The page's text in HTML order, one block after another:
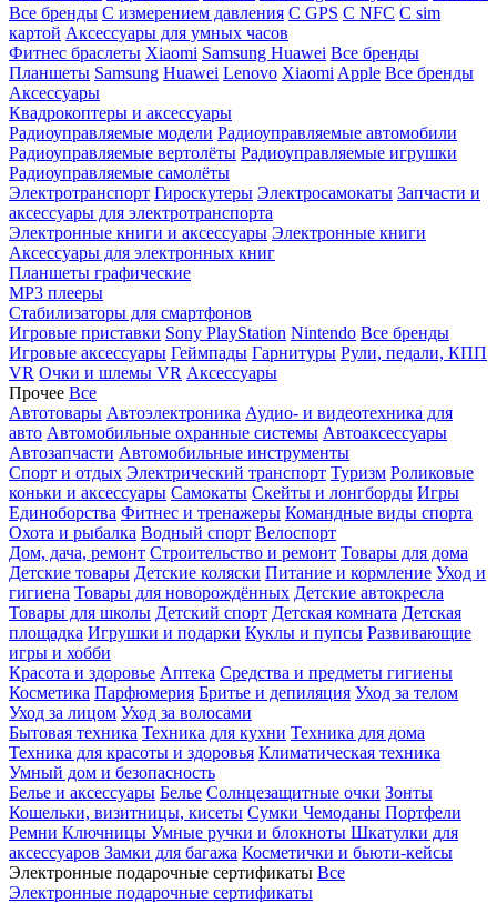
Все бренды C измерением давления C GPS C NFC C sim
картой Аксессуары для умных часов
Фитнес браслеты Xiaomi Samsung Huawei Все бренды
Планшеты Samsung Huawei Lenovo Xiaomi Apple Все бренды
Аксессуары
Квадрокоптеры и аксессуары
Радиоуправляемые модели Радиоуправляемые автомобили
Радиоуправляемые вертолёты Радиоуправляемые игрушки
Радиоуправляемые самолёты
Электротранспорт Гироскутеры Электросамокаты Запчасти и
аксессуары для электротранспорта
Электронные книги и аксессуары Электронные книги
Аксессуары для электронных книг
Планшеты графические
MP3 плееры
Стабилизаторы для смартфонов
Игровые приставки Sony PlayStation Nintendo Все бренды
Игровые аксессуары Геймпады Гарнитуры Рули, педали, КПП
VR Очки и шлемы VR Аксессуары
Прочее Все
Автотовары Автоэлектроника Аудио- и видеотехника для
авто Автомобильные охранные системы Автоаксессуары
Автозапчасти Автомобильные инструменты
Спорт и отдых Электрический транспорт Туризм Роликовые
коньки и аксессуары Самокаты Скейты и лонгборды Игры
Единоборства Фитнес и тренажеры Командные виды спорта
Охота и рыбалка Водный спорт Велоспорт
Дом, дача, ремонт Строительство и ремонт Товары для дома
Детские товары Детские коляски Питание и кормление Уход и
гигиена Товары для новорождённых Детские автокресла
Товары для школы Детский спорт Детская комната Детская
площадка Игрушки и подарки Куклы и пупсы Развивающие
игры и хобби
Красота и здоровье Аптека Средства и предметы гигиены
Косметика Парфюмерия Бритье и депиляция Уход за телом
Уход за лицом Уход за волосами
Бытовая техника Техника для кухни Техника для дома
Техника для красоты и здоровья Климатическая техника
Умный дом и безопасность
Белье и аксессуары Белье Солнцезащитные очки Зонты
Кошельки, визитницы, кисеты Сумки Чемоданы Портфели
Ремни Ключницы Умные ручки и блокноты Шкатулки для
аксессуаров Замки для багажа Косметички и бьюти-кейсы
Электронные подарочные сертификаты Все
Электронные подарочные сертификаты